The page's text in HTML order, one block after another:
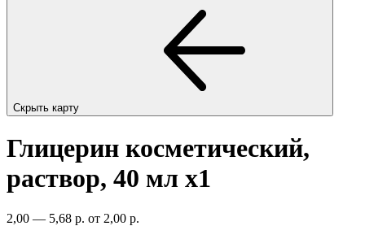
Скрыть карту
Глицерин косметический,
раствор, 40 мл x1
2,00 — 5,68 р. от 2,00 р.